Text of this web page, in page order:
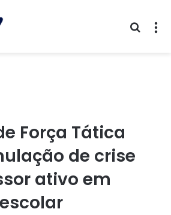
Força Tática
de crise
ativo em